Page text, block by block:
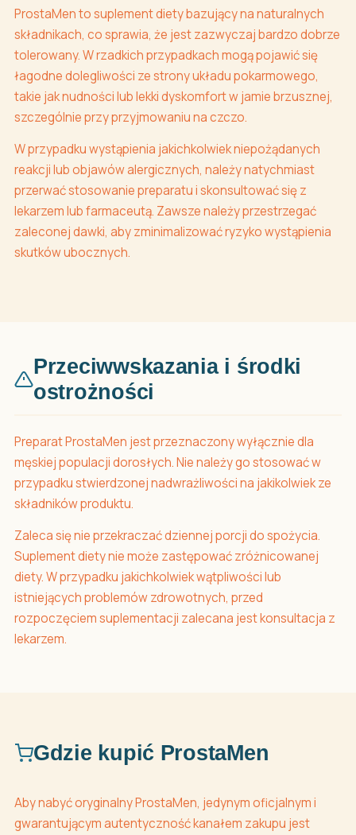
ProstaMen to suplement diety bazujący na naturalnych
składnikach, co sprawia, że jest zazwyczaj bardzo dobrze
tolerowany. W rzadkich przypadkach mogą pojawić się
łagodne dolegliwości ze strony układu pokarmowego,
takie jak nudności lub lekki dyskomfort w jamie brzusznej,
szczególnie przy przyjmowaniu na czczo.
W przypadku wystąpienia jakichkolwiek niepożądanych
reakcji lub objawów alergicznych, należy natychmiast
przerwać stosowanie preparatu i skonsultować się z
lekarzem lub farmaceutą. Zawsze należy przestrzegać
zaleconej dawki, aby zminimalizować ryzyko wystąpienia
skutków ubocznych.
Przeciwwskazania i środki
ostrożności
Preparat ProstaMen jest przeznaczony wyłącznie dla
męskiej populacji dorosłych. Nie należy go stosować w
przypadku stwierdzonej nadwrażliwości na jakikolwiek ze
składników produktu.
Zaleca się nie przekraczać dziennej porcji do spożycia.
Suplement diety nie może zastępować zróżnicowanej
diety. W przypadku jakichkolwiek wątpliwości lub
istniejących problemów zdrowotnych, przed
rozpoczęciem suplementacji zalecana jest konsultacja z
lekarzem.
Gdzie kupić ProstaMen
Aby nabyć oryginalny ProstaMen, jedynym oficjalnym i
gwarantującym autentyczność kanałem zakupu jest